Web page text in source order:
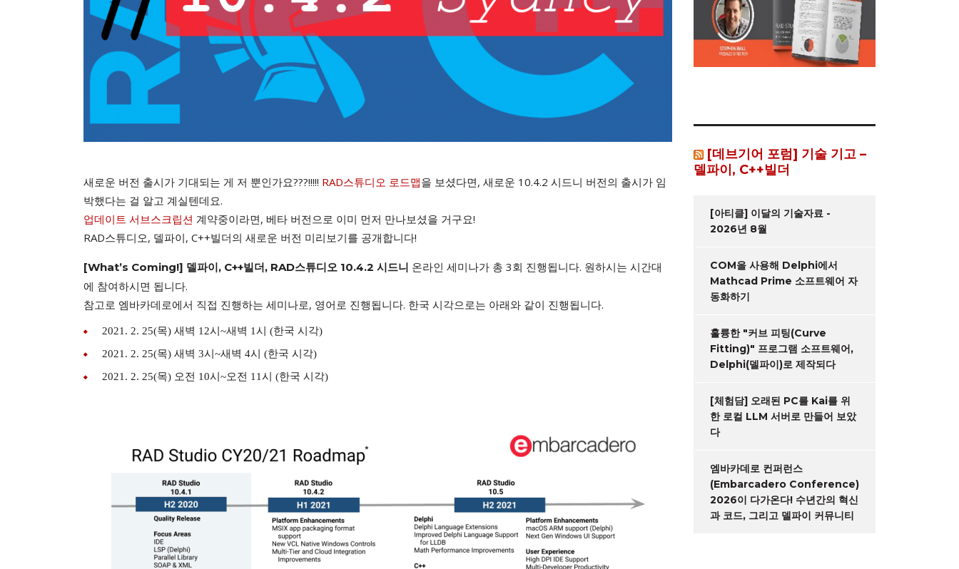
새로운 버전 출시가 기대되는 게 저 뿐인가요???!!!!! RAD스튜디오 로드맵을 보셨다면, 새로운 10.4.2 시드니 버전의 출시가 임
박했다는 걸 알고 계실텐데요.
업데이트 서브스크립션 계약중이라면, 베타 버전으로 이미 먼저 만나보셨을 거구요!
RAD스튜디오, 델파이, C++빌더의 새로운 버전 미리보기를 공개합니다!
[What’s Coming!] 델파이, C++빌더, RAD스튜디오 10.4.2 시드니 온라인 세미나가 총 3회 진행됩니다. 원하시는 시간대
에 참여하시면 됩니다.
참고로 엠바카데로에서 직접 진행하는 세미나로, 영어로 진행됩니다. 한국 시각으로는 아래와 같이 진행됩니다.
2021. 2. 25(목) 새벽 12시~새벽 1시 (한국 시각)
2021. 2. 25(목) 새벽 3시~새벽 4시 (한국 시각)
2021. 2. 25(목) 오전 10시~오전 11시 (한국 시각)
[데브기어 포럼] 기술 기고 –
델파이, C++빌더
[아티클] 이달의 기술자료 -
2026년 8월
COM을 사용해 Delphi에서
Mathcad Prime 소프트웨어 자
동화하기
훌륭한 "커브 피팅(Curve
Fitting)" 프로그램 소프트웨어,
Delphi(델파이)로 제작되다
[체험담] 오래된 PC를 Kai를 위
한 로컬 LLM 서버로 만들어 보았
다
엠바카데로 컨퍼런스
(Embarcadero Conference)
2026이 다가온다! 수년간의 혁신
과 코드, 그리고 델파이 커뮤니티